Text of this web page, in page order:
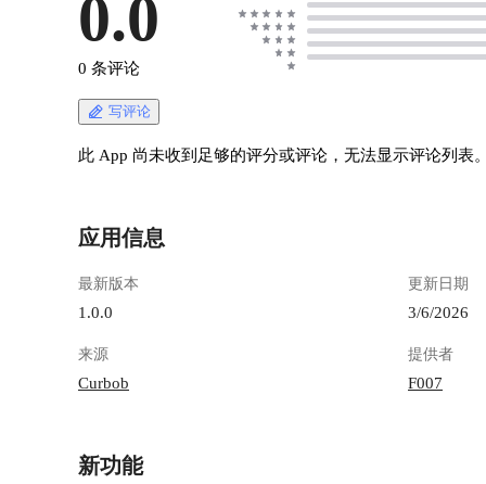
0.0
0 条评论
写评论
此 App 尚未收到足够的评分或评论，无法显示评论列表
应用信息
最新版本
1.0.0
更新日期
3/6/2026
来源
Curbob
提供者
F007
新功能